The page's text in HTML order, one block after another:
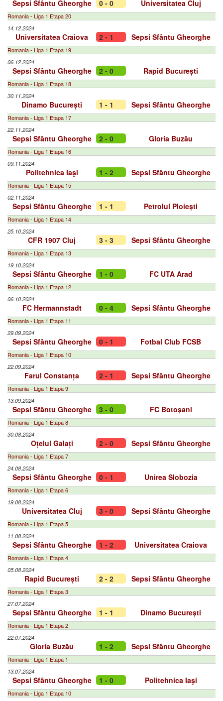
Sepsi Sfântu Gheorghe 0 - 0 Universitatea Cluj
Romania - Liga 1 Etapa 20
14.12.2024
Universitatea Craiova 2 - 1 Sepsi Sfântu Gheorghe
Romania - Liga 1 Etapa 19
06.12.2024
Sepsi Sfântu Gheorghe 2 - 0 Rapid București
Romania - Liga 1 Etapa 18
30.11.2024
Dinamo București 1 - 1 Sepsi Sfântu Gheorghe
Romania - Liga 1 Etapa 17
22.11.2024
Sepsi Sfântu Gheorghe 2 - 0 Gloria Buzău
Romania - Liga 1 Etapa 16
09.11.2024
Politehnica Iaşi 1 - 2 Sepsi Sfântu Gheorghe
Romania - Liga 1 Etapa 15
02.11.2024
Sepsi Sfântu Gheorghe 1 - 1 Petrolul Ploiești
Romania - Liga 1 Etapa 14
25.10.2024
CFR 1907 Cluj 3 - 3 Sepsi Sfântu Gheorghe
Romania - Liga 1 Etapa 13
19.10.2024
Sepsi Sfântu Gheorghe 1 - 0 FC UTA Arad
Romania - Liga 1 Etapa 12
06.10.2024
FC Hermannstadt 0 - 4 Sepsi Sfântu Gheorghe
Romania - Liga 1 Etapa 11
29.09.2024
Sepsi Sfântu Gheorghe 0 - 1 Fotbal Club FCSB
Romania - Liga 1 Etapa 10
22.09.2024
Farul Constanța 2 - 1 Sepsi Sfântu Gheorghe
Romania - Liga 1 Etapa 9
13.09.2024
Sepsi Sfântu Gheorghe 3 - 0 FC Botoșani
Romania - Liga 1 Etapa 8
30.08.2024
Oțelul Galați 2 - 0 Sepsi Sfântu Gheorghe
Romania - Liga 1 Etapa 7
24.08.2024
Sepsi Sfântu Gheorghe 0 - 1 Unirea Slobozia
Romania - Liga 1 Etapa 6
19.08.2024
Universitatea Cluj 3 - 0 Sepsi Sfântu Gheorghe
Romania - Liga 1 Etapa 5
11.08.2024
Sepsi Sfântu Gheorghe 1 - 2 Universitatea Craiova
Romania - Liga 1 Etapa 4
05.08.2024
Rapid București 2 - 2 Sepsi Sfântu Gheorghe
Romania - Liga 1 Etapa 3
27.07.2024
Sepsi Sfântu Gheorghe 1 - 1 Dinamo București
Romania - Liga 1 Etapa 2
22.07.2024
Gloria Buzău 1 - 2 Sepsi Sfântu Gheorghe
Romania - Liga 1 Etapa 1
13.07.2024
Sepsi Sfântu Gheorghe 1 - 0 Politehnica Iaşi
Romania - Liga 1 Etapa 10